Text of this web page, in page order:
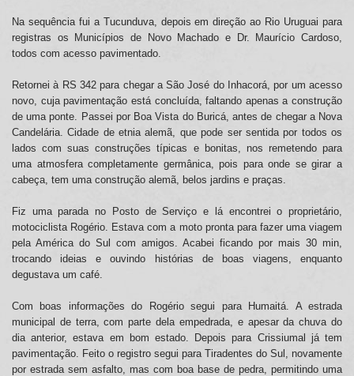
Na sequência fui a Tucunduva, depois em direção ao Rio Uruguai para
registras os Municípios de Novo Machado e Dr. Maurício Cardoso,
todos com acesso pavimentado.
Retornei à RS 342 para chegar a São José do Inhacorá, por um acesso
novo, cuja pavimentação está concluída, faltando apenas a construção
de uma ponte. Passei por Boa Vista do Buricá, antes de chegar a Nova
Candelária. Cidade de etnia alemã, que pode ser sentida por todos os
lados com suas construções típicas e bonitas, nos remetendo para
uma atmosfera completamente germânica, pois para onde se girar a
cabeça, tem uma construção alemã, belos jardins e praças.
Fiz uma parada no Posto de Serviço e lá encontrei o proprietário,
motociclista Rogério. Estava com a moto pronta para fazer uma viagem
pela América do Sul com amigos. Acabei ficando por mais 30 min,
trocando ideias e ouvindo histórias de boas viagens, enquanto
degustava um café.
Com boas informações do Rogério segui para Humaitá. A estrada
municipal de terra, com parte dela empedrada, e apesar da chuva do
dia anterior, estava em bom estado. Depois para Crissiumal já tem
pavimentação. Feito o registro segui para Tiradentes do Sul, novamente
por estrada sem asfalto, mas com boa base de pedra, permitindo uma